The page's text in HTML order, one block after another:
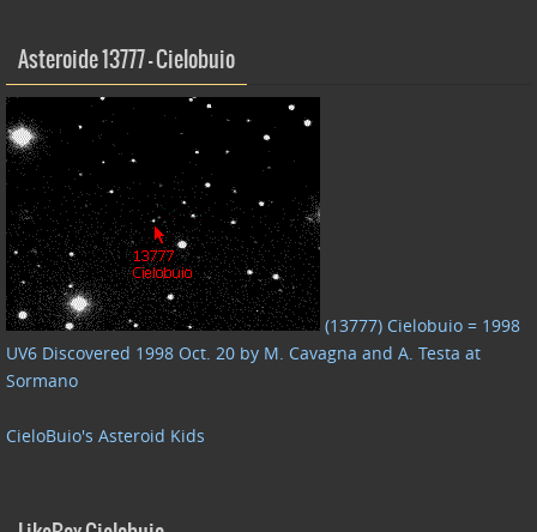
Asteroide 13777 – Cielobuio
(13777) Cielobuio = 1998
UV6 Discovered 1998 Oct. 20 by M. Cavagna and A. Testa at
Sormano
CieloBuio's Asteroid Kids